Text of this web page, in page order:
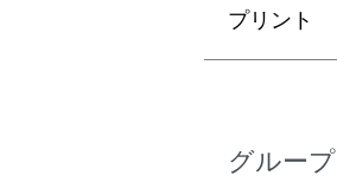
プリント
グループ